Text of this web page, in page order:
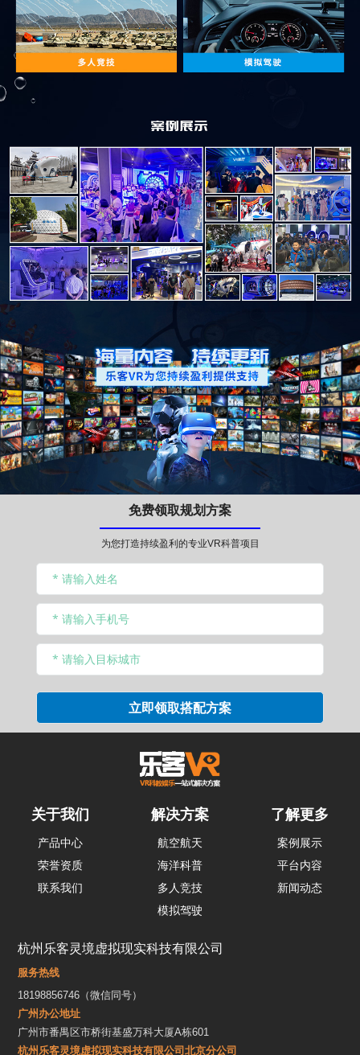
免费领取规划方案
为您打造持续盈利的专业VR科普项目
关于我们
产品中心
荣誉资质
联系我们
解决方案
航空航天
海洋科普
多人竞技
模拟驾驶
了解更多
案例展示
平台内容
新闻动态
杭州乐客灵境虚拟现实科技有限公司
服务热线
18198856746（微信同号）
广州办公地址
广州市番禺区市桥街基盛万科大厦A栋601
杭州乐客灵境虚拟现实科技有限公司北京分公司